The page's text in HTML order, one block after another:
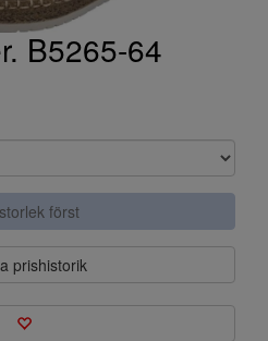
B5265-64
först
prishistorik